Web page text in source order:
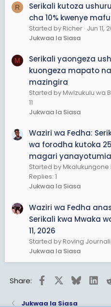
R
Serikali kutoza
cha 10% kwenye
Started by Richer Jun 11,
Jukwaa la Siasa
M
Serikali yaongeza
kuongeza mapato
mazingira
Started by Mwizukulu wa
11
Jukwaa la Siasa
Waziri wa Fedha:
wa forodha kutoka
magari
Started by
Replies: 1
Jukwaa la Siasa
Waziri wa Fedha
Serikali kwa Mwaka
11, 2026
Started by Roving
Jukwaa la Siasa
Share: FacebookBluesky
Jukwaa la Siasa